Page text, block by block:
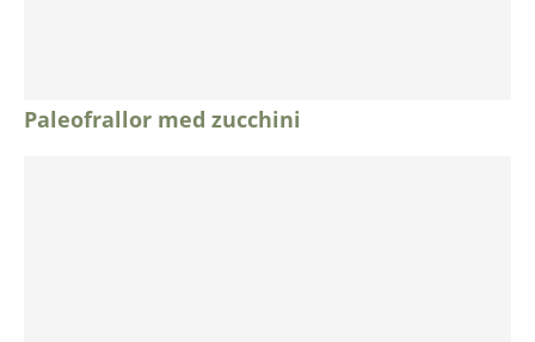
Paleofrallor med zucchini